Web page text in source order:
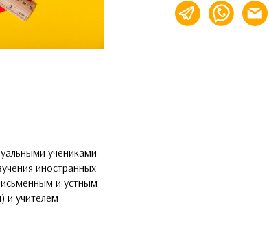
учениками
иностранных
и устным
и учителем